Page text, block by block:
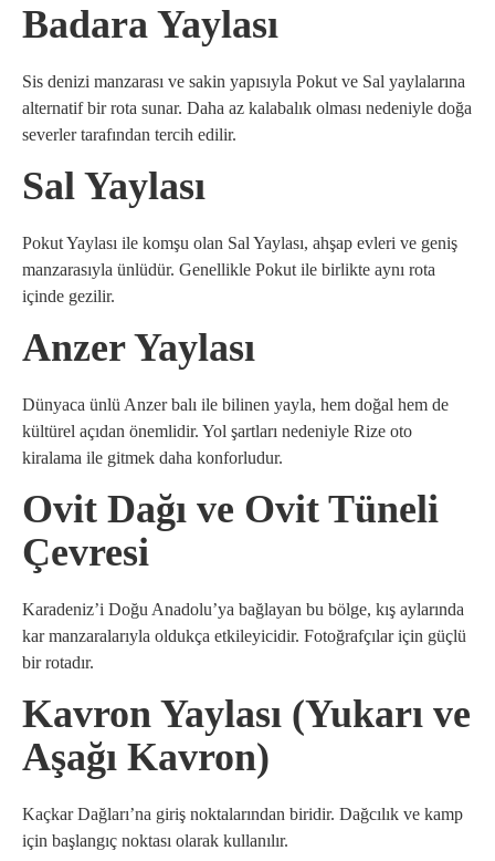
Badara Yaylası
Sis denizi manzarası ve sakin yapısıyla Pokut ve Sal yaylalarına
alternatif bir rota sunar. Daha az kalabalık olması nedeniyle doğa
severler tarafından tercih edilir.
Sal Yaylası
Pokut Yaylası ile komşu olan Sal Yaylası, ahşap evleri ve geniş
manzarasıyla ünlüdür. Genellikle Pokut ile birlikte aynı rota
içinde gezilir.
Anzer Yaylası
Dünyaca ünlü Anzer balı ile bilinen yayla, hem doğal hem de
kültürel açıdan önemlidir. Yol şartları nedeniyle Rize oto
kiralama ile gitmek daha konforludur.
Ovit Dağı ve Ovit Tüneli
Çevresi
Karadeniz’i Doğu Anadolu’ya bağlayan bu bölge, kış aylarında
kar manzaralarıyla oldukça etkileyicidir. Fotoğrafçılar için güçlü
bir rotadır.
Kavron Yaylası (Yukarı ve
Aşağı Kavron)
Kaçkar Dağları’na giriş noktalarından biridir. Dağcılık ve kamp
için başlangıç noktası olarak kullanılır.